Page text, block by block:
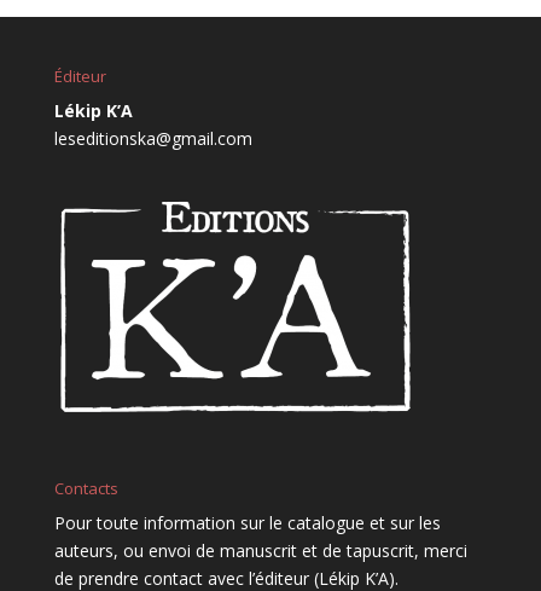
Éditeur
Lékip K’A
leseditionska@gmail.com
Contacts
Pour toute information sur le catalogue et sur les
auteurs, ou envoi de manuscrit et de tapuscrit, merci
de prendre contact avec l’éditeur (Lékip K’A).